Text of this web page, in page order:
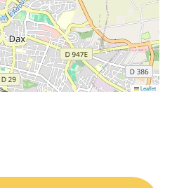
Leaflet